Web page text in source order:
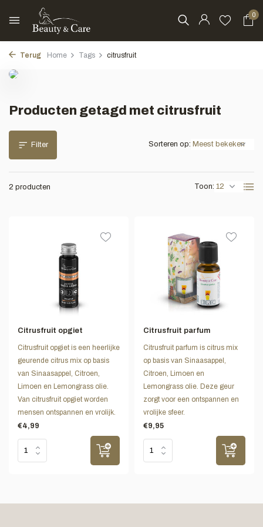
0
Terug Home Tags citrusfruit
Producten getagd met citrusfruit
Filter
2 producten Toon:
Sorteren op:
Citrusfruit opgiet
Citrusfruit opgiet is een heerlijke
geurende citrus mix op basis
van Sinaasappel, Citroen,
Limoen en Lemongrass olie.
Van citrusfruit opgiet worden
mensen ontspannen en vrolijk.
€4,99
Citrusfruit parfum
Citrusfruit parfum is citrus mix
op basis van Sinaasappel,
Citroen, Limoen en
Lemongrass olie. Deze geur
zorgt voor een ontspannen en
vrolijke sfeer.
€9,95